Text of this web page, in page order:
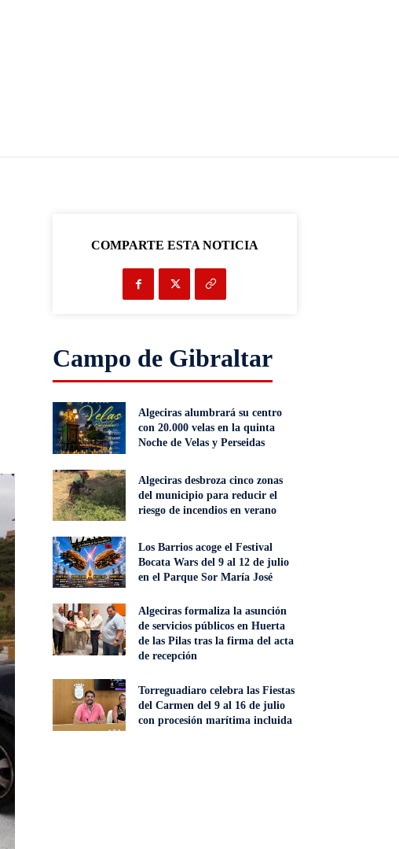
COMPARTE ESTA NOTICIA
Campo de Gibraltar
Algeciras alumbrará su centro
con 20.000 velas en la quinta
Noche de Velas y Perseidas
Algeciras desbroza cinco zonas
del municipio para reducir el
riesgo de incendios en verano
Los Barrios acoge el Festival
Bocata Wars del 9 al 12 de julio
en el Parque Sor María José
Algeciras formaliza la asunción
de servicios públicos en Huerta
de las Pilas tras la firma del acta
de recepción
Torreguadiaro celebra las Fiestas
del Carmen del 9 al 16 de julio
con procesión marítima incluida